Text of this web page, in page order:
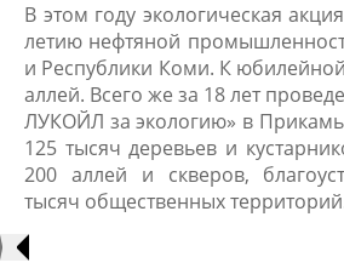
​В этом году экологическая
летию нефтяной
и Республики Коми. К
аллей. Всего же за 18 лет
ЛУКОЙЛ за экологию» в
125 тысяч деревьев и
200 аллей и скверов,
тысяч общественных